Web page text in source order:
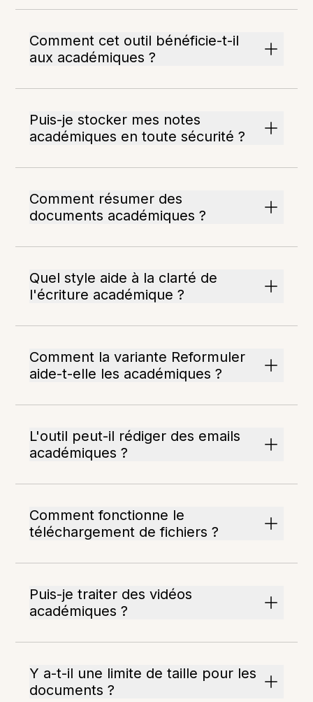
Comment cet outil bénéficie-t-il
aux académiques ?
Puis-je stocker mes notes
académiques en toute sécurité ?
Comment résumer des
documents académiques ?
Quel style aide à la clarté de
l'écriture académique ?
Comment la variante Reformuler
aide-t-elle les académiques ?
L'outil peut-il rédiger des emails
académiques ?
Comment fonctionne le
téléchargement de fichiers ?
Puis-je traiter des vidéos
académiques ?
Y a-t-il une limite de taille pour les
documents ?